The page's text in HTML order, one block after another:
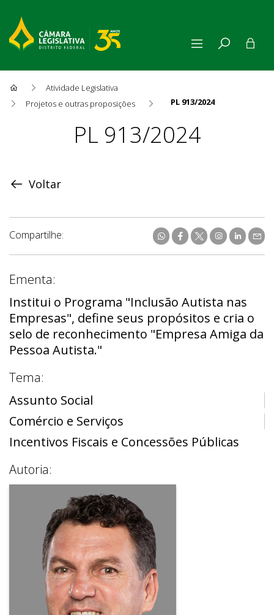
Atividade Legislativa
Projetos e outras proposições
PL 913/2024
ProposiçãoPL 913/2024
Voltar
Compartilhe:
Ementa:
Institui o Programa "Inclusão Autista nas
Empresas", define seus propósitos e cria o
selo de reconhecimento "Empresa Amiga da
Pessoa Autista."
Tema:
Assunto Social
Comércio e Serviços
Incentivos Fiscais e Concessões Públicas
Autoria: